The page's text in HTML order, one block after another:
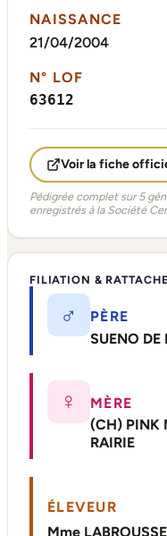
NAISSANCE
21/04/2004
N° LOF
63612
Voir la fiche
Pédigrée complet sur 5
enregistrés à la Société
FILIATION &
♂
PÈRE
SUENO DE
♀
MÈRE
(CH) PINK
RAIRIE
ÉLEVEUR
Mme